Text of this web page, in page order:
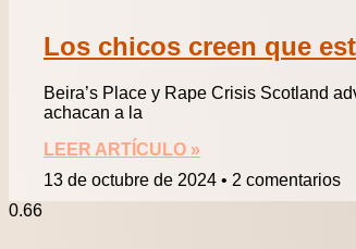
Los chicos creen que
Beira’s Place y Rape Crisis Scotland
achacan a la
LEER ARTÍCULO »
13 de octubre de 2024
2 comentarios